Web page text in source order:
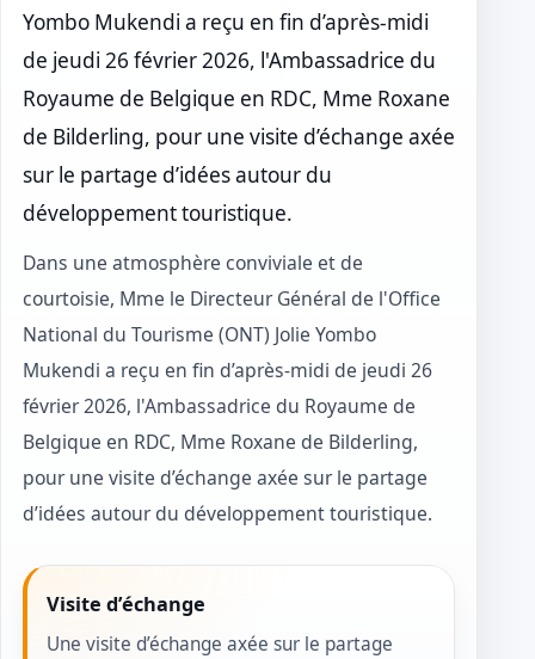
Yombo Mukendi a reçu en fin d’après‑midi
de jeudi 26 février 2026, l'Ambassadrice du
Royaume de Belgique en RDC, Mme Roxane
de Bilderling, pour une visite d’échange axée
sur le partage d’idées autour du
développement touristique.
Dans une atmosphère conviviale et de
courtoisie, Mme le Directeur Général de l'Office
National du Tourisme (ONT) Jolie Yombo
Mukendi a reçu en fin d’après-midi de jeudi 26
février 2026, l'Ambassadrice du Royaume de
Belgique en RDC, Mme Roxane de Bilderling,
pour une visite d’échange axée sur le partage
d’idées autour du développement touristique.
Visite d’échange
Une visite d’échange axée sur le partage